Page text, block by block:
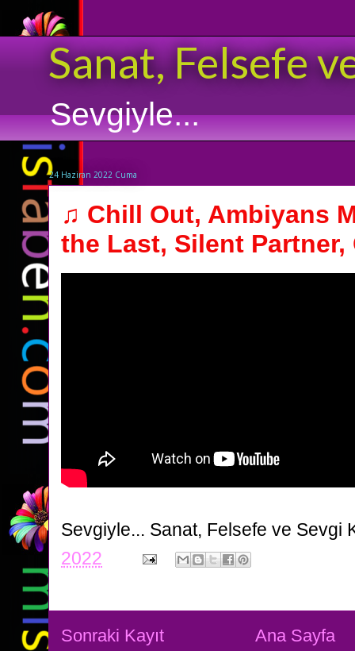
Sanat, Felsefe
Sevgiyle...
24 Haziran 2022 Cuma
♫ Chill Out, Ambiyans
the Last, Silent Partner,
Sevgiyle... Sanat, Felsefe ve Sevgi
2022
Sonraki Kayıt Ana Sayfa